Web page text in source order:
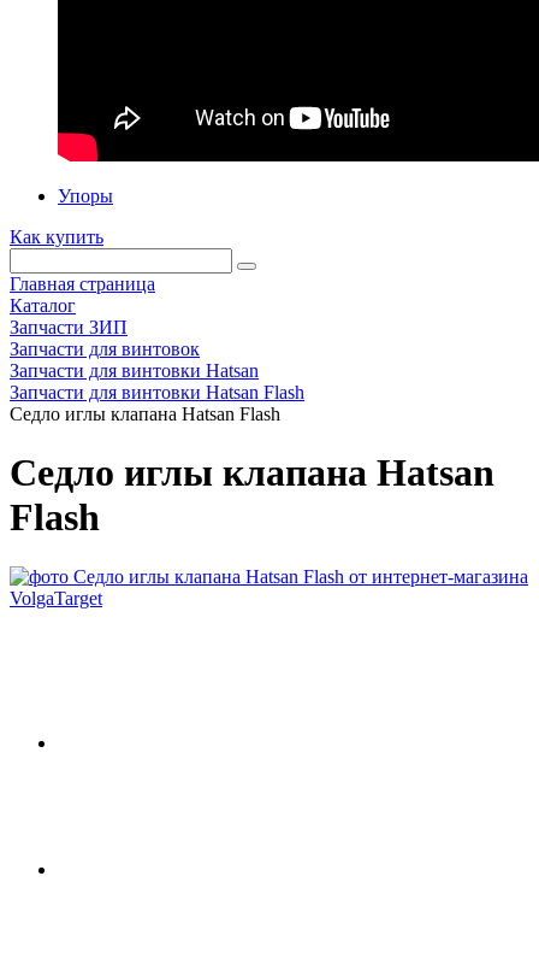
Упоры
Как купить
Главная страница
Каталог
Запчасти ЗИП
Запчасти для винтовок
Запчасти для винтовки Hatsan
Запчасти для винтовки Hatsan Flash
Седло иглы клапана Hatsan Flash
Седло иглы клапана Hatsan
Flash